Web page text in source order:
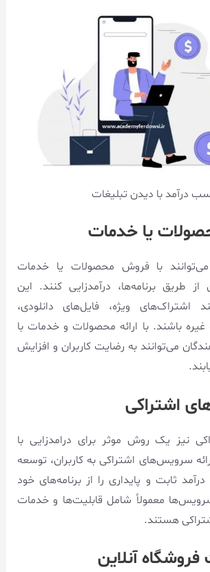
درآمد با ديدن تبليغات
با فروش محصولات یا خدمات
از طریق برنامه‌ها، درآمدزایی کنند. این
اشتراک‌های ویژه، فایل‌های دانلودی،
باشند. با ارائه محصولات و خدمات با
می‌توانند به رضایت کاربران و افزایش
نیز یک روش موثر برای درامدزایی با
سرویس‌های اشتراکی به کاربران، توسعه
ثابت و پایداری را از برنامه‌های خود
معمولاً شامل قابلیت‌ها و خدمات
هستند.